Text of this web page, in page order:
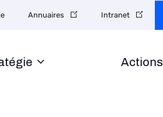
Actions
Annuaires Intranet